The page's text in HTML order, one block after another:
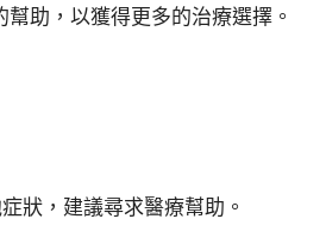
助，以獲得更多的治療選擇。
狀，建議尋求醫療幫助。